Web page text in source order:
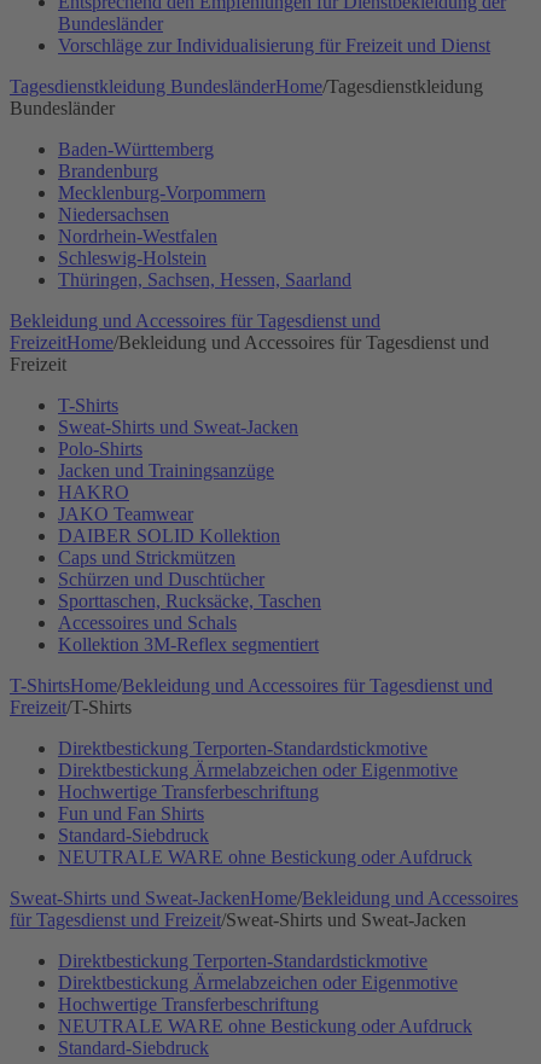
Bundesländer
Vorschläge zur Individualisierung für Freizeit und Dienst
Tagesdienstkleidung BundesländerHome/Tagesdienstkleidung
Bundesländer
Baden-Württemberg
Brandenburg
Mecklenburg-Vorpommern
Niedersachsen
Nordrhein-Westfalen
Schleswig-Holstein
Thüringen, Sachsen, Hessen, Saarland
Bekleidung und Accessoires für Tagesdienst und
FreizeitHome/Bekleidung und Accessoires für Tagesdienst und
Freizeit
T-Shirts
Sweat-Shirts und Sweat-Jacken
Polo-Shirts
Jacken und Trainingsanzüge
HAKRO
JAKO Teamwear
DAIBER SOLID Kollektion
Caps und Strickmützen
Schürzen und Duschtücher
Sporttaschen, Rucksäcke, Taschen
Accessoires und Schals
Kollektion 3M-Reflex segmentiert
T-ShirtsHome/Bekleidung und Accessoires für Tagesdienst und
Freizeit/T-Shirts
Direktbestickung Terporten-Standardstickmotive
Direktbestickung Ärmelabzeichen oder Eigenmotive
Hochwertige Transferbeschriftung
Fun und Fan Shirts
Standard-Siebdruck
NEUTRALE WARE ohne Bestickung oder Aufdruck
Sweat-Shirts und Sweat-JackenHome/Bekleidung und Accessoires
für Tagesdienst und Freizeit/Sweat-Shirts und Sweat-Jacken
Direktbestickung Terporten-Standardstickmotive
Direktbestickung Ärmelabzeichen oder Eigenmotive
Hochwertige Transferbeschriftung
NEUTRALE WARE ohne Bestickung oder Aufdruck
Standard-Siebdruck